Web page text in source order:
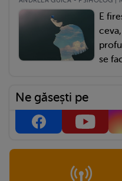
E
se
Ne găsești pe